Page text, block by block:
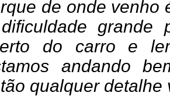
de onde venho
grande
do carro e
andando
qualquer detalhe